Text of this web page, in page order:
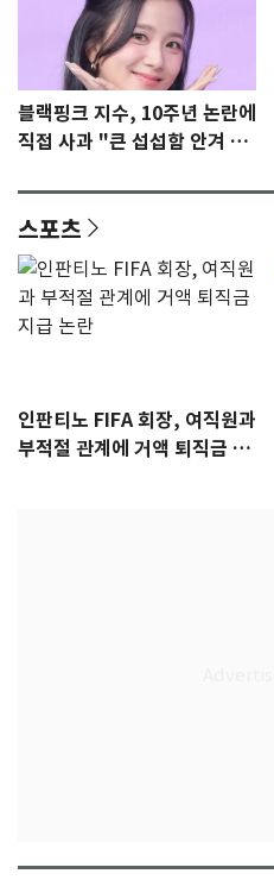
블랙핑크 지수, 10주년 논란에
직접 사과 "큰 섭섭함 안겨 미
스포츠
인판티노 FIFA 회장, 여직원과
부적절 관계에 거액 퇴직금 지